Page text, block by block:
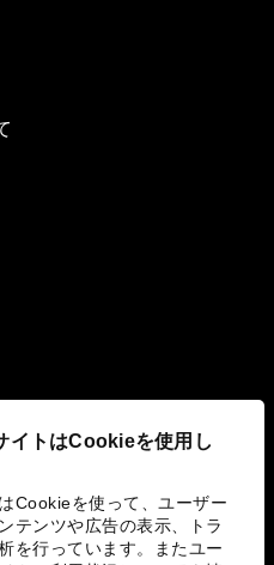
イトはCookieを使用し
Cookieを使って、ユーザー
テンツや広告の表示、トラ
を行っています。またユー